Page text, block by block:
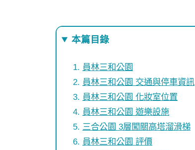
本篇目錄
員林三和公園
員林三和公園 交通與停車資訊
員林三和公園 化妝室位置
員林三和公園 遊樂設施
三合公園 3層闖關高塔溜滑梯
員林三和公園 評價